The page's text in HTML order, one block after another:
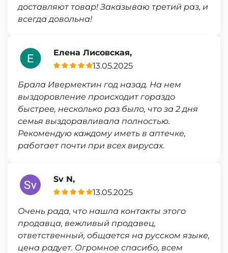
доставляют товар! Заказываю третий раз, и
всегда довольна!
Елена Лисовская,
13.05.2025
Брала Ивермектин год назад. На нем
выздоровление происходит гораздо
быстрее, несколько раз было, что за 2 дня
семья выздоравливала полностью.
Рекомендую каждому иметь в аптечке,
работает почти при всех вирусах.
Sv N,
13.05.2025
Очень рада, что нашла контакты этого
продавца, вежливый продавец,
ответственный, общается на русском языке,
цена радует. Огромное спасибо, всем